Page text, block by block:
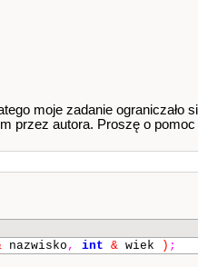
moje zadanie ograniczało
przez autora. Proszę o
nazwisko , int & wiek ) ;